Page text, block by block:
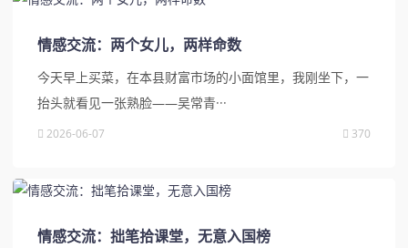
情感交流：两个女儿，两样命数
今天早上买菜，在本县财富市场的小面馆里，我刚坐下，一
抬头就看见一张熟脸——吴常青···
2026-06-07 370
情感交流：拙笔拾课堂，无意入国榜